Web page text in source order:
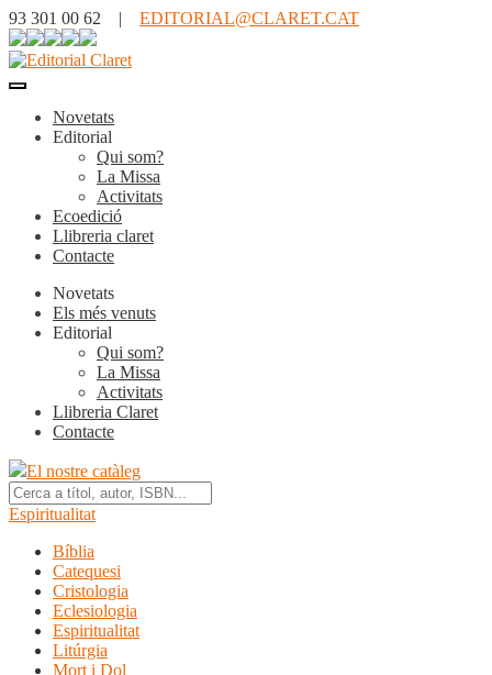
93 301 00 62 | EDITORIAL@CLARET.CAT
Novetats
Editorial
Qui som?
La Missa
Activitats
Ecoedició
Llibreria claret
Contacte
Novetats
Els més venuts
Editorial
Qui som?
La Missa
Activitats
Llibreria Claret
Contacte
El nostre catàleg
Espiritualitat
Bíblia
Catequesi
Cristologia
Eclesiologia
Espiritualitat
Litúrgia
Mort i Dol